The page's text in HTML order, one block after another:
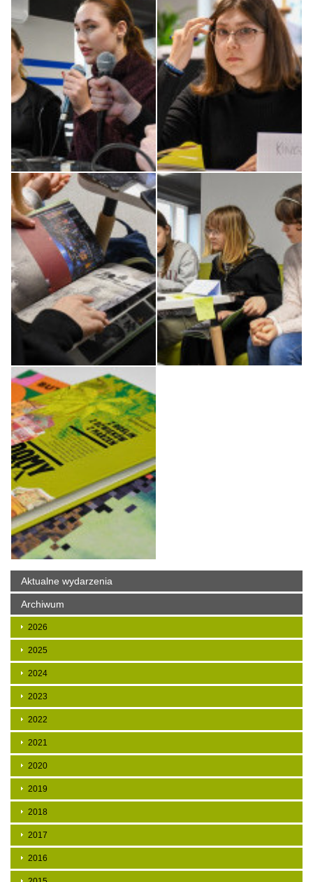
Aktualne wydarzenia
Archiwum
2026
2025
2024
2023
2022
2021
2020
2019
2018
2017
2016